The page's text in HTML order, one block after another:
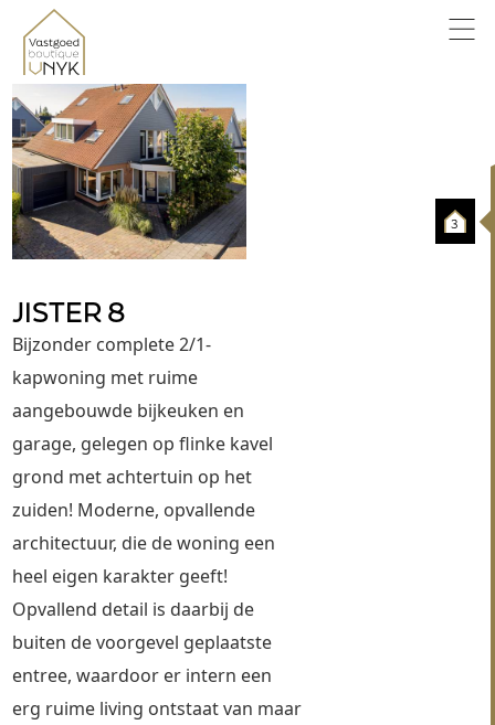
JISTER 8
Bijzonder complete 2/1-
kapwoning met ruime
aangebouwde bijkeuken en
garage, gelegen op flinke kavel
grond met achtertuin op het
zuiden! Moderne, opvallende
architectuur, die de woning een
heel eigen karakter geeft!
Opvallend detail is daarbij de
buiten de voorgevel geplaatste
entree, waardoor er intern een
erg ruime living ontstaat van maar
3